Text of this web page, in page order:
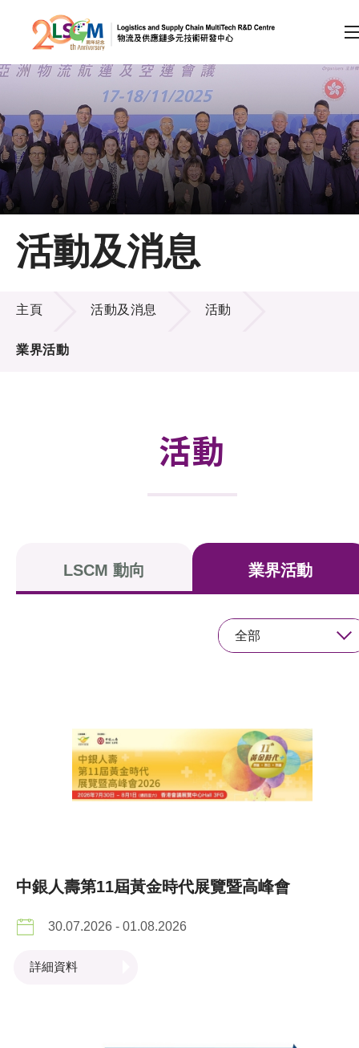
跳到內容（按回車鍵）
會員登入
A A EN 繁 简
主頁
關於LSCM
技術商品化
項目及資助計劃
科技分享
活動及消息
活動及消息
主頁 活動及消息 活動
業界活動
活動
LSCM 動向 業界活動
全部
中銀人壽第11屆黃金時代展覽暨高峰會
30.07.2026 - 01.08.2026
詳細資料